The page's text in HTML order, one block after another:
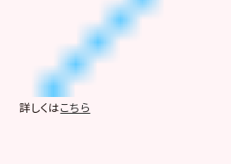
詳しくはこちら